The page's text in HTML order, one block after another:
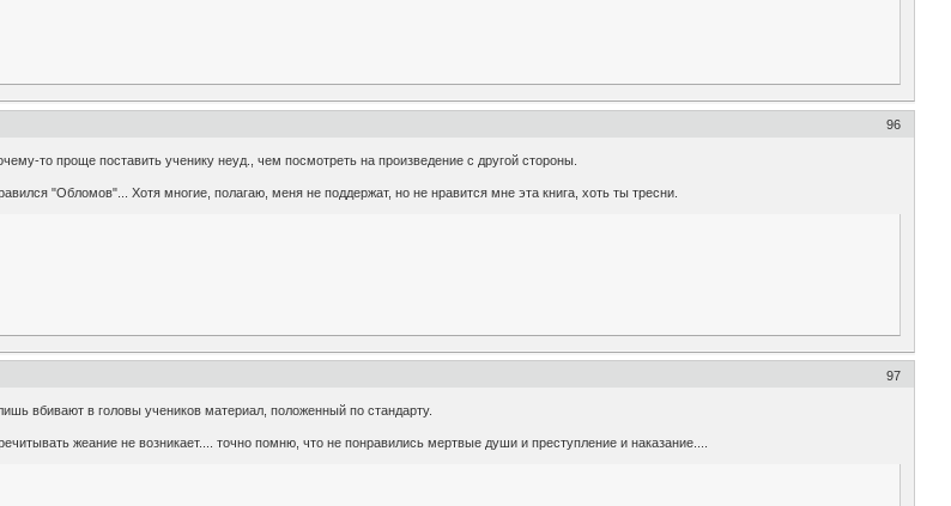
96
то проще поставить ученику неуд., чем посмотреть на произведение с другой стороны.
"Обломов"... Хотя многие, полагаю, меня не поддержат, но не нравится мне эта книга, хоть ты тресни.
97
вбивают в головы учеников материал, положенный по стандарту.
жеание не возникает.... точно помню, что не понравились мертвые души и преступление и наказание....